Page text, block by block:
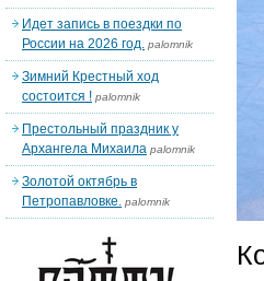
Идет запись в поездки по
России на 2026 год. palomnik
Зимний Крестный ход
состоится ! palomnik
Престольный праздник у
Архангела Михаила palomnik
Золотой октябрь в
Петропавловке. palomnik